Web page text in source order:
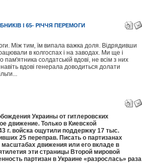
І 65- РІЧЧЯ ПЕРЕМОГИ
Між тим, їм випала важка доля. Відрядивши
в колгоспах і на заводах. Ми ще і
солдатській вдові, не всім з них
вдові генерала доводиться долати
Украины от гитлеровских
движение. Только в Киевской
г. войска ощутили поддержку 17 тыс.
25 переправ. Писать о партизанах
масштабах движения или его вкладе в
эти страницы Второй мировой
партизан в Украине «разрослась» раза